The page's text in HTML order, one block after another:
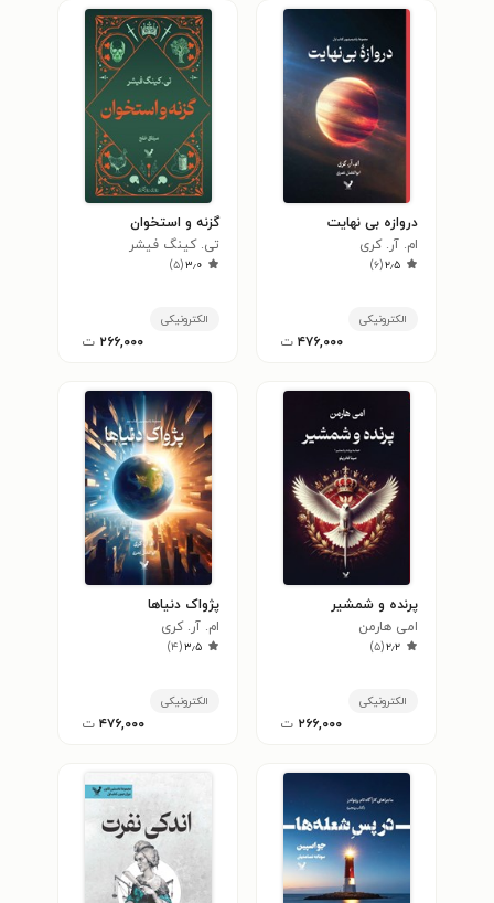
دروازه بی نهایت
ام. آر. کری
۲٫۵(۶)
الکترونیکی
۴۷۶,۰۰۰ ت
گزنه و استخوان
تی. کینگ فیشر
۳٫۰(۵)
الکترونیکی
۲۶۶,۰۰۰ ت
پرنده و شمشیر
امی هارمن
۲٫۲(۵)
الکترونیکی
۲۶۶,۰۰۰ ت
پژواک دنیاها
ام. آر. کری
۳٫۵(۴)
الکترونیکی
۴۷۶,۰۰۰ ت